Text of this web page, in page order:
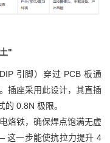
"
引脚）穿过 PCB 板通
插座采用此设计，其直插
0.8N 极限。
烙铁，确保焊点饱满无虚
这一步能使抗拉力提升 4